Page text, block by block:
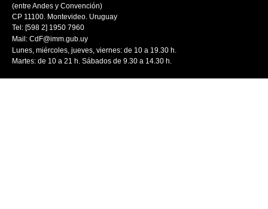
(entre Andes y Convención)
CP 11100. Montevideo. Uruguay
Tel: [598 2] 1950 7960
Mail: CdF@imm.gub.uy
Lunes, miércoles, jueves, viernes: de 10 a 19.30 h.
Martes: de 10 a 21 h. Sábados de 9.30 a 14.30 h.